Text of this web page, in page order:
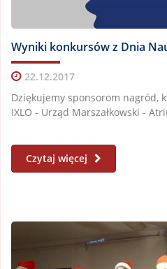
22.12.2017
Dziękujemy sponsorom nagród,
IXLO - Urząd Marszałkowski -
Czytaj więcej